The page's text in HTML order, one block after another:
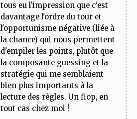
tous eu l'impression que c'est
davantage l'ordre du tour et
l'opportunisme négative (liée à
la chance) qui nous permettent
d'empiler les points, plutôt que
la composante guessing et la
stratégie qui me semblaient
bien plus importants à la
lecture des règles. Un flop, en
tout cas chez moi !